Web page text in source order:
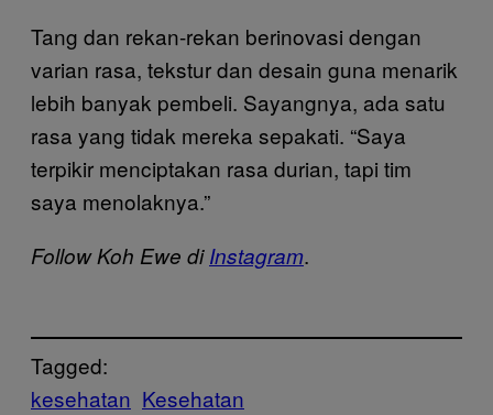
Tang dan rekan-rekan berinovasi dengan
varian rasa, tekstur dan desain guna menarik
lebih banyak pembeli. Sayangnya, ada satu
rasa yang tidak mereka sepakati. “Saya
terpikir menciptakan rasa durian, tapi tim
saya menolaknya.”
Follow Koh Ewe diInstagram.
Tagged:
kesehatan Kesehatan